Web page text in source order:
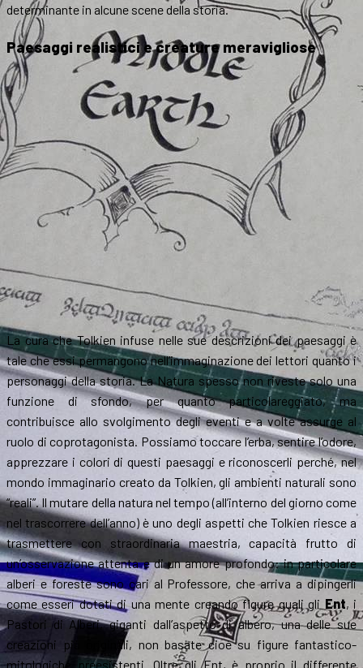
determinante in alcune scene della storia.
Paesaggi realistici e creature meravigliose
La cura che Tolkien infuse nelle sue descrizioni dei paesaggi è
tale che essi permangono nell’immaginazione dei lettori quanto i
personaggi della storia. La Natura spesso non riveste solo una
funzione di sfondo, per quanto particolareggiato, ma
contribuisce allo svolgimento degli eventi e a volte assurge al
ruolo di coprotagonista. Possiamo toccare l’erba, sentire l’odore,
apprezzare i colori di questi paesaggi e riconoscerli perché, nel
mondo immaginario creato da Tolkien, gli ambienti naturali sono
“reali”. Il mutare della natura nel tempo (all’interno del giorno come
nel trascorrere dell’anno) è uno degli aspetti che Tolkien riesce a
trasmettere con straordinaria maestria, capacità frutto di
un’osservazione attenta e di un amore profondo: in particolare
alberi e foreste sono cari al Professore, che arriva a dipingerli
come esseri dotati di una mente creando figure quali gli Ent, i
Pastori di Alberi, giganti dall’aspetto di albero, una delle sue
creazioni più originali, non basate cioè su figure fantastico-
mitologiche preesistenti. Oltre gli Ent, è proprio il differente